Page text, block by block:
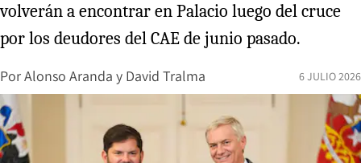
volverán a encontrar en Palacio luego del cruce
por los deudores del CAE de junio pasado.
PorAlonso Aranda y David Tralma 6 JULIO 2026